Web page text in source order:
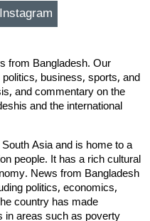
Instagram
from Bangladesh. Our
business, sports, and
and commentary on the
and the international
Asia and is home to a
people. It has a rich cultural
News from Bangladesh
politics, economics,
country has made
in areas such as poverty